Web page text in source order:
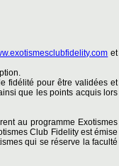
et
fidélité pour être validées et
que les points acquis lors
au programme Exotismes
Club Fidelity est émise
qui se réserve la faculté